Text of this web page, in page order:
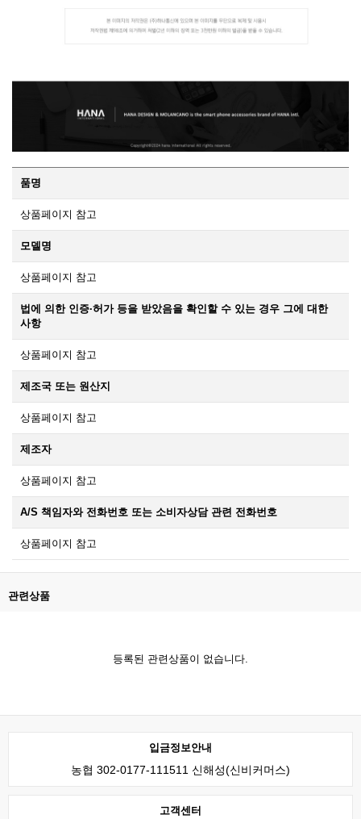
품명
상품페이지 참고
모델명
상품페이지 참고
법에 의한 인증·허가 등을 받았음을 확인할 수 있는 경우 그에 대한
사항
상품페이지 참고
제조국 또는 원산지
상품페이지 참고
제조자
상품페이지 참고
A/S 책임자와 전화번호 또는 소비자상담 관련 전화번호
상품페이지 참고
관련상품
등록된 관련상품이 없습니다.
입금정보안내
농협 302-0177-111511 신해성(신비커머스)
고객센터